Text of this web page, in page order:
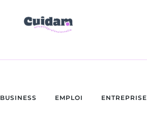
BUSINESS EMPLOI ENTREPRISE